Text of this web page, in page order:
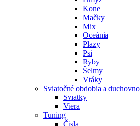
Kone
Mačky
Mix
Oceánia
Plazy
Psi
Ryby
Šelmy
Vtáky
Sviatočné obdobia a duchovno
Sviatky
Viera
Tuning
Čísla